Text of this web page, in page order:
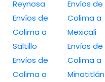
Reynosa
Envíos de
Colima a
Saltillo
Envíos de
Colima a
Envíos de
Colima a
Mexicali
Envíos de
Colima a
Minatitlán